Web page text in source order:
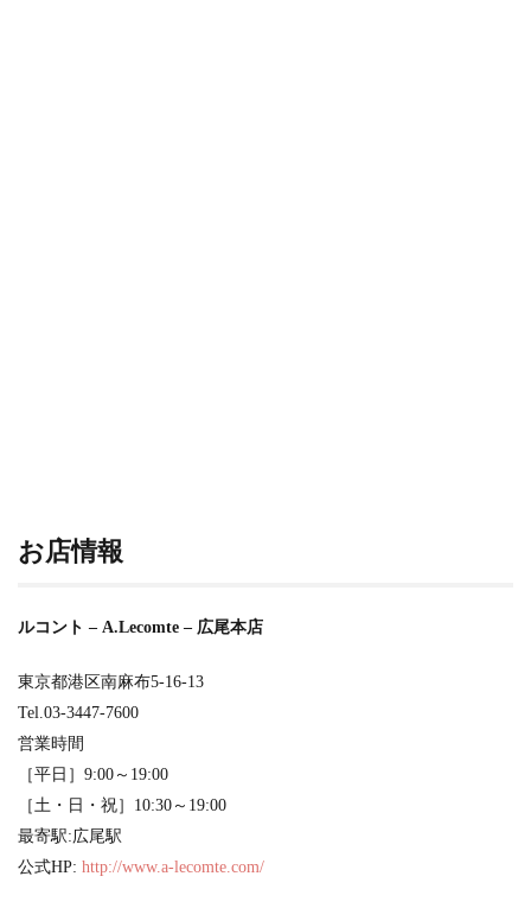
お店情報
ルコント – A.Lecomte – 広尾本店
東京都港区南麻布5-16-13
Tel.03-3447-7600
営業時間
［平日］9:00～19:00
［土・日・祝］10:30～19:00
最寄駅:広尾駅
公式HP: http://www.a-lecomte.com/